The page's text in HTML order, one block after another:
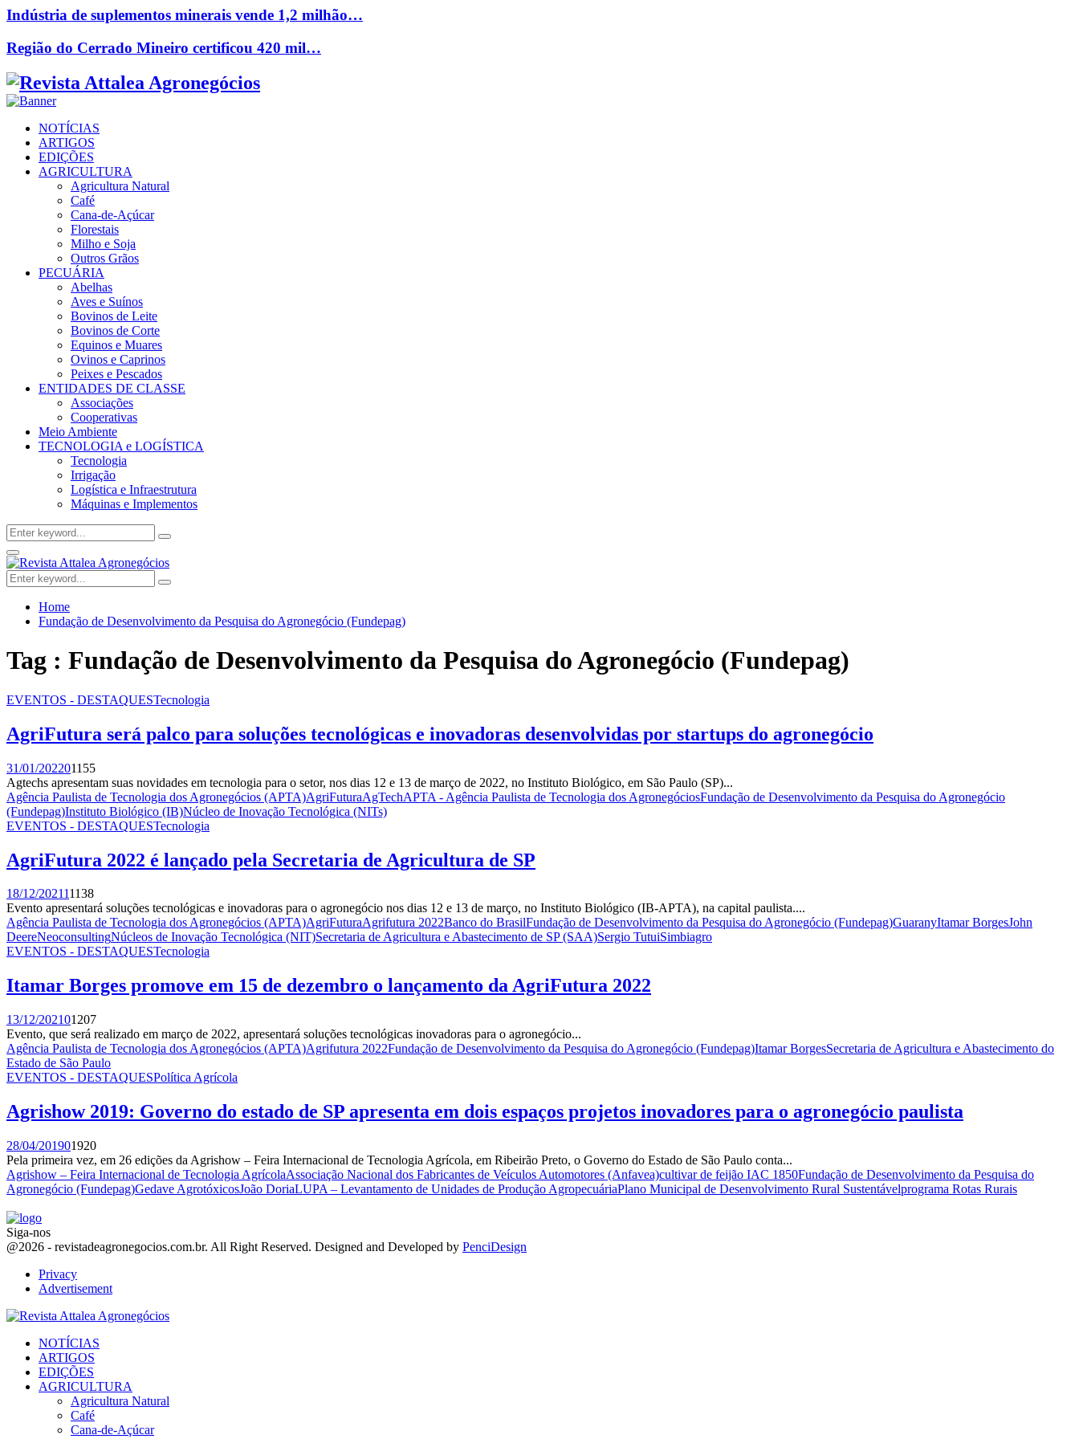
Indústria de suplementos minerais vende 1,2 milhão…
Região do Cerrado Mineiro certificou 420 mil…
Facebook
Twitter
Instagram
Linkedin
Youtube
Email
NOTÍCIAS
ARTIGOS
EDIÇÕES
AGRICULTURA
Agricultura Natural
Café
Cana-de-Açúcar
Florestais
Milho e Soja
Outros Grãos
PECUÁRIA
Abelhas
Aves e Suínos
Bovinos de Leite
Bovinos de Corte
Equinos e Muares
Ovinos e Caprinos
Peixes e Pescados
ENTIDADES DE CLASSE
Associações
Cooperativas
Meio Ambiente
TECNOLOGIA e LOGÍSTICA
Tecnologia
Irrigação
Logística e Infraestrutura
Máquinas e Implementos
Search
for:
Search
Facebook
Twitter
Instagram
Linkedin
Youtube
Email
Primary
Menu
Search
for:
Search
Home
Fundação de Desenvolvimento da Pesquisa do Agronegócio (Fundepag)
Tag : Fundação de Desenvolvimento da Pesquisa do Agronegócio (Fundepag)
EVENTOS - DESTAQUESTecnologia
AgriFutura será palco para soluções tecnológicas e inovadoras desenvolvidas por startups do agronegócio
31/01/202201155
Agtechs apresentam suas novidades em tecnologia para o setor, nos dias 12 e 13 de março de 2022, no Instituto Biológico, em São Paulo (SP)...
Agência Paulista de Tecnologia dos Agronegócios (APTA)AgriFuturaAgTechAPTA - Agência Paulista de Tecnologia dos AgronegóciosFundação de Desenvolvimento da Pesquisa do Agronegócio
(Fundepag)Instituto Biológico (IB)Núcleo de Inovação Tecnológica (NITs)
EVENTOS - DESTAQUESTecnologia
AgriFutura 2022 é lançado pela Secretaria de Agricultura de SP
18/12/202111138
Evento apresentará soluções tecnológicas e inovadoras para o agronegócio nos dias 12 e 13 de março, no Instituto Biológico (IB-APTA), na capital paulista....
Agência Paulista de Tecnologia dos Agronegócios (APTA)AgriFuturaAgrifutura 2022Banco do BrasilFundação de Desenvolvimento da Pesquisa do Agronegócio (Fundepag)GuaranyItamar BorgesJohn
DeereNeoconsultingNúcleos de Inovação Tecnológica (NIT)Secretaria de Agricultura e Abastecimento de SP (SAA)Sergio TutuiSimbiagro
EVENTOS - DESTAQUESTecnologia
Itamar Borges promove em 15 de dezembro o lançamento da AgriFutura 2022
13/12/202101207
Evento, que será realizado em março de 2022, apresentará soluções tecnológicas inovadoras para o agronegócio...
Agência Paulista de Tecnologia dos Agronegócios (APTA)Agrifutura 2022Fundação de Desenvolvimento da Pesquisa do Agronegócio (Fundepag)Itamar BorgesSecretaria de Agricultura e Abastecimento do
Estado de São Paulo
EVENTOS - DESTAQUESPolítica Agrícola
Agrishow 2019: Governo do estado de SP apresenta em dois espaços projetos inovadores para o agronegócio paulista
28/04/201901920
Pela primeira vez, em 26 edições da Agrishow – Feira Internacional de Tecnologia Agrícola, em Ribeirão Preto, o Governo do Estado de São Paulo conta...
Agrishow – Feira Internacional de Tecnologia AgrícolaAssociação Nacional dos Fabricantes de Veículos Automotores (Anfavea)cultivar de feijão IAC 1850Fundação de Desenvolvimento da Pesquisa do
Agronegócio (Fundepag)Gedave AgrotóxicosJoão DoriaLUPA – Levantamento de Unidades de Produção AgropecuáriaPlano Municipal de Desenvolvimento Rural Sustentávelprograma Rotas Rurais
Siga-nos
Facebook
Twitter
Instagram
Linkedin
Youtube
Email
@2026 - revistadeagronegocios.com.br. All Right Reserved. Designed and Developed by PenciDesign
Privacy
Advertisement
NOTÍCIAS
ARTIGOS
EDIÇÕES
AGRICULTURA
Agricultura Natural
Café
Cana-de-Açúcar